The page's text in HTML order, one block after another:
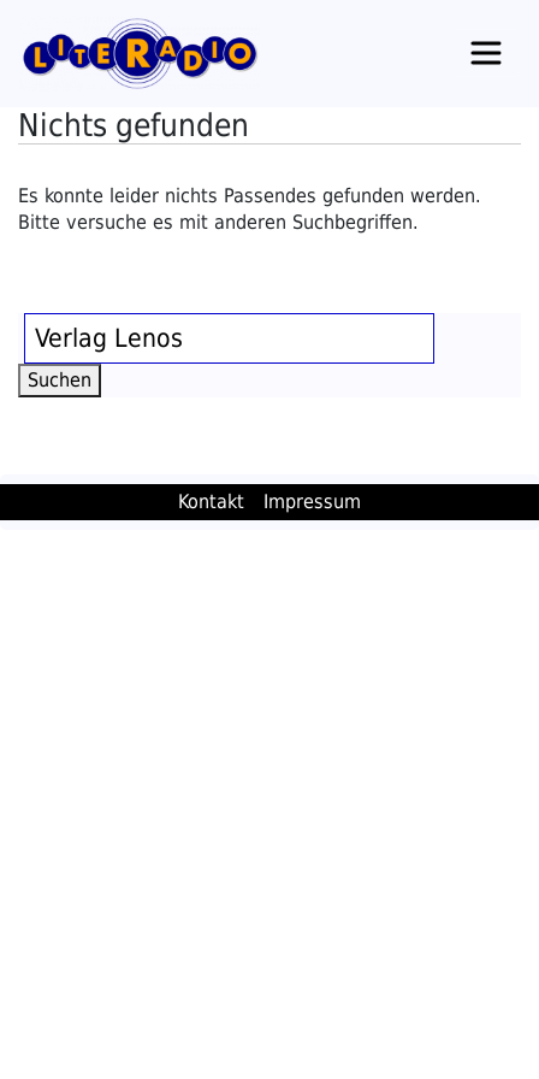
Inhalt
springen
Nichts gefunden
Es konnte leider nichts Passendes gefunden werden.
Bitte versuche es mit anderen Suchbegriffen.
Suchen
nach:
Suchen
Kontakt Impressum